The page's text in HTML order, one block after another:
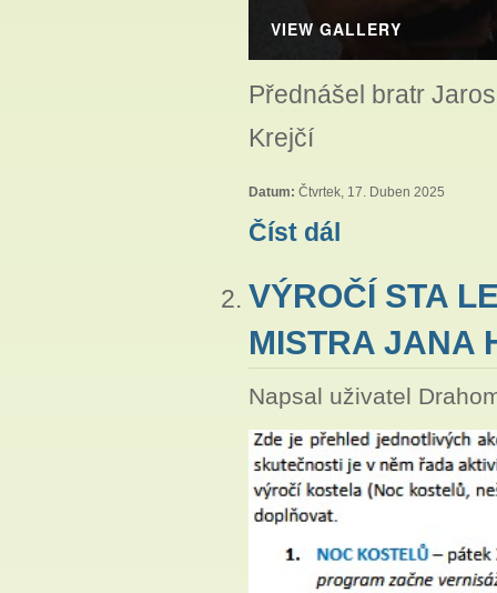
VIEW GALLERY
Přednášel bratr
Krejčí
Datum: Čtvrtek, 17. Duben 2025
Číst dál
VÝROČÍ STA
MISTRA JANA
Napsal uživatel